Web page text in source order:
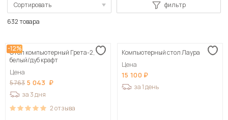
Сортировать
Сначала дорогие
фильтр
632 товара
-12%
Стол компьютерный Грета-2,
белый/дуб крафт
Цена
5 763 5 043
за 3 дня
2отзыва
Компьютерный стол Лаура
Цена
15 100
за 1 день